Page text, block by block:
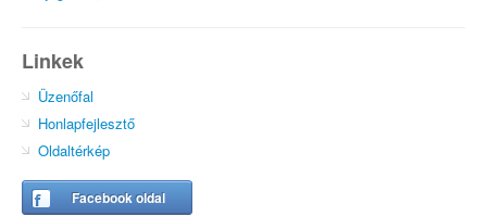
Linkek
Üzenőfal
Honlapfejlesztő
Oldaltérkép
Facebook oldal